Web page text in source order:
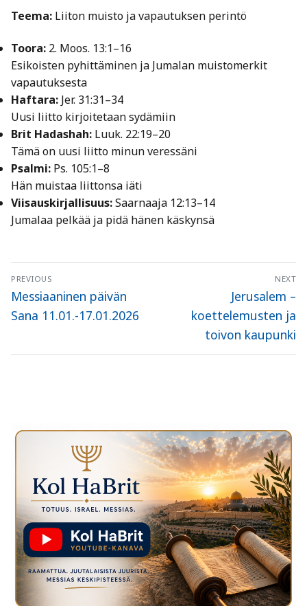
Teema: Liiton muisto ja vapautuksen perintö
Toora: 2. Moos. 13:1–16
Esikoisten pyhittäminen ja Jumalan muistomerkit
vapautuksesta
Haftara: Jer. 31:31–34
Uusi liitto kirjoitetaan sydämiin
Brit Hadashah: Luuk. 22:19–20
Tämä on uusi liitto minun veressäni
Psalmi: Ps. 105:1–8
Hän muistaa liittonsa iäti
Viisauskirjallisuus:Saarnaaja 12:13–14
Jumalaa pelkää ja pidä hänen käskynsä
Artikkelien
selaus
PREVIOUS
Previous
post:
Messiaaninen päivän
Sana 11.01.-17.01.2026
NEXT
Next
post:
Jerusalem –
koettelemusten ja
toivon kaupunki